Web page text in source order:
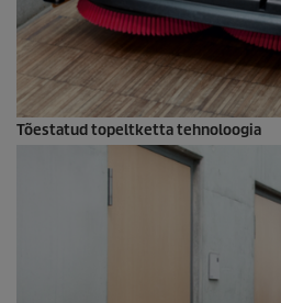
Tõestatud topeltketta tehnoloogia